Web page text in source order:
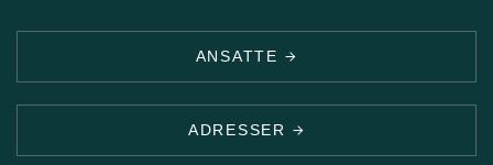
ANSATTE
ADRESSER